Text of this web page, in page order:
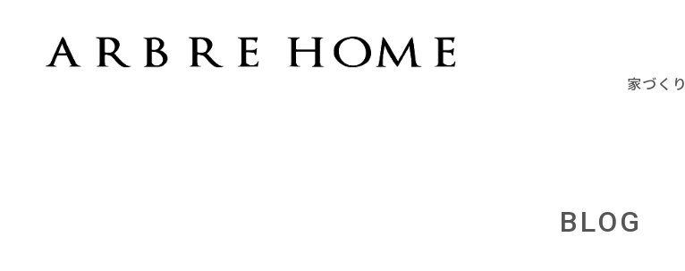
家づくり
BLOG